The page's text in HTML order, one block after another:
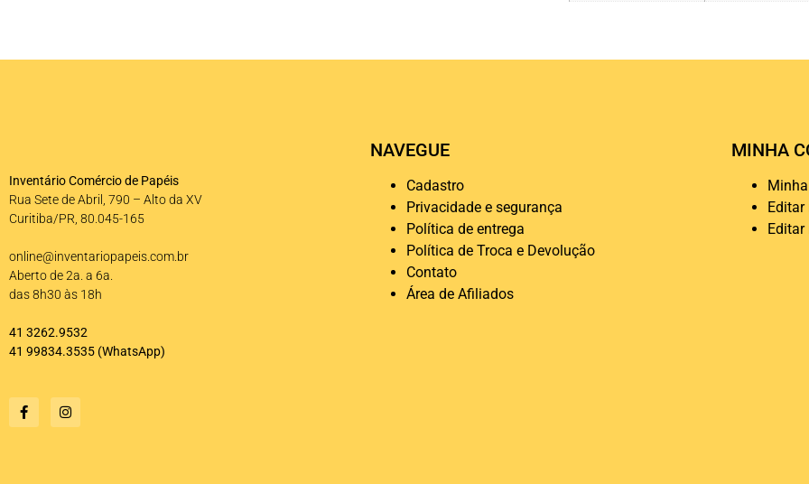
Inventário Comércio de Papéis
Rua Sete de Abril, 790 – Alto da XV
Curitiba/PR, 80.045-165
online@inventariopapeis.com.br
Aberto de 2a. a 6a.
das 8h30 às 18h
41 3262.9532
41 99834.3535 (WhatsApp)
NAVEGUE
Cadastro
Privacidade e segurança
Política de entrega
Política de Troca e Devolução
Contato
Área de Afiliados
MINHA
Editar